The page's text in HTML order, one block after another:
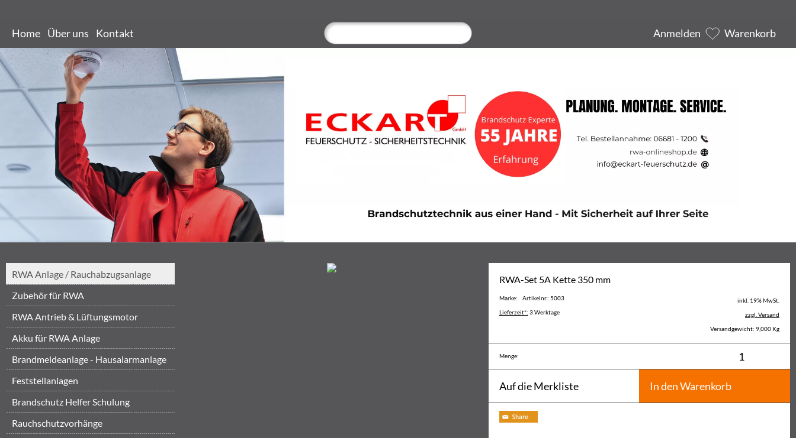
Home Über uns Kontakt Anmelden Warenkorb
RWA Anlage / Rauchabzugsanlage
Zubehör für RWA
RWA Antrieb & Lüftungsmotor
Akku für RWA Anlage
Brandmeldeanlage - Hausalarmanlage
Feststellanlagen
Brandschutz Helfer Schulung
Brandschut...
‎Rauchschutzvorhänge
RWA-Set 5A Kette 350 mm
Marke: Artikelnr.: 5003
Lieferzeit*: 3 Werktage
inkl. 19% MwSt.
zzgl. Versand
Versandgewicht: 9,000 Kg
Menge:
Auf die Merkliste In den Warenkorb